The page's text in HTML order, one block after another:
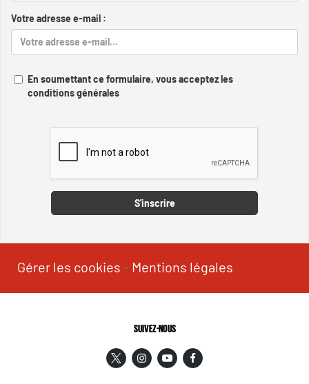
Votre adresse e-mail :
En soumettant ce formulaire, vous acceptez les
conditions générales
S'inscrire
Gérer les cookies - Mentions légales
SUIVEZ-NOUS